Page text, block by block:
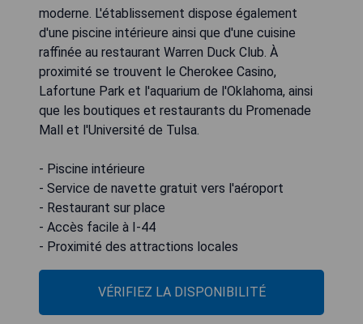
moderne. L'établissement dispose également
d'une piscine intérieure ainsi que d'une cuisine
raffinée au restaurant Warren Duck Club. À
proximité se trouvent le Cherokee Casino,
Lafortune Park et l'aquarium de l'Oklahoma, ainsi
que les boutiques et restaurants du Promenade
Mall et l'Université de Tulsa.
- Piscine intérieure
- Service de navette gratuit vers l'aéroport
- Restaurant sur place
- Accès facile à I-44
- Proximité des attractions locales
VÉRIFIEZ LA DISPONIBILITÉ